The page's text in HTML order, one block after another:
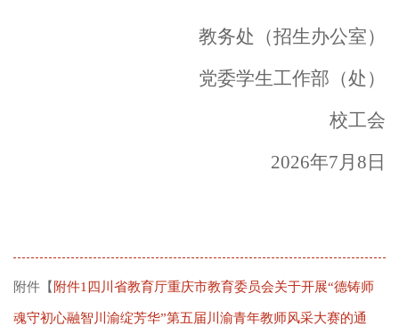
教务处（招生办公室）
党委学生工作部（处）
校工会
2026年7 月 8 日
附件【 附件1四川省教育厅重庆市教育委员会关于开展“德铸师
魂守初心融智川渝绽芳华”第五届川渝青年教师风采大赛的通